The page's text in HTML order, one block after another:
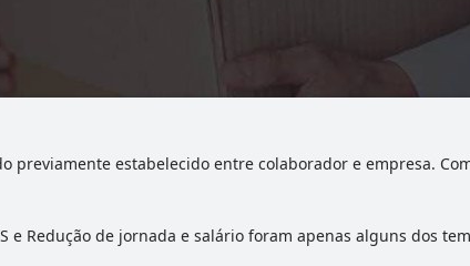
estabelecido entre colaborador e empresa.
Redução de jornada e salário foram apenas alguns dos